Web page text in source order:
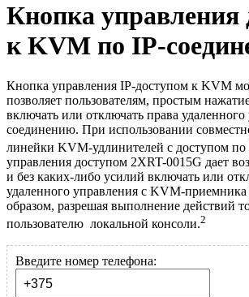
Кнопка управления
к KVM по IP-
Кнопка управления IP-доступом к KVM
позволяет пользователям, простым
включать или отключать права
соединению. При использовании
линейки KVM-удлинителей с доступом по
управления доступом 2XRT-0015G дает
и без каких-либо усилий включать или
удаленного управления с KVM-
образом, разрешая выполнение действий
пользователю локальной консоли.2
Введите номер телефона: